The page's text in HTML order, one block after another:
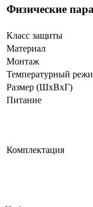
Физические
Класс защиты
Материал
Монтаж
Температурный
Размер (ШxВxГ)
Питание
Комплектация